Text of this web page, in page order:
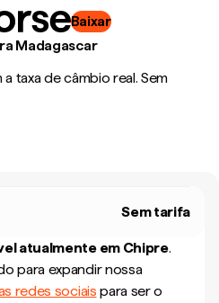
Baixar
Madagascar
taxa de câmbio real. Sem
Sem tarifa
atualmente em Chipre.
para expandir nossa
redes sociais para ser o